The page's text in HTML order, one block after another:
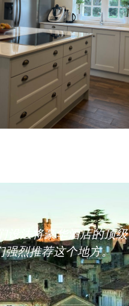
设法将豪华酒店的顶级
强烈推荐这个地方。